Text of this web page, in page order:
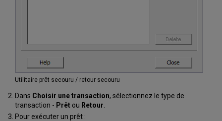
Utilitaire prêt secouru / retour secouru
Dans Choisir une transaction, sélectionnez le type de
transaction - Prêtou Retour
Pour exécuter un prêt :